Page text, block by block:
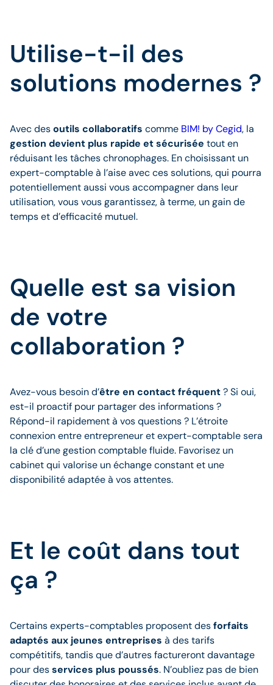
Utilise-t-il des
solutions modernes ?
Avec desoutils collaboratifs comme BIM! by Cegid, la
gestion devient plus rapide et sécurisée tout en
réduisant les tâches chronophages. En choisissant un
expert-comptable à l’aise avec ces solutions, qui pourra
potentiellement aussi vous accompagner dans leur
utilisation, vous vous garantissez, à terme, un gain de
temps et d’efficacité mutuel.
Quelle est sa vision
de votre
collaboration ?
Avez-vous besoin d’être en contact fréquent? Si oui,
est-il proactif pour partager des informations ?
Répond-il rapidement à vos questions ? L’étroite
connexion entre entrepreneur et expert-comptable sera
la clé d’une gestion comptable fluide. Favorisez un
cabinet qui valorise un échange constant et une
disponibilité adaptée à vos attentes.
Et le coût dans tout
ça ?
Certains experts-comptables proposent desforfaits
adaptés aux jeunes entreprises à des tarifs
compétitifs, tandis que d’autres factureront davantage
pour desservices plus poussés. N’oubliez pas de bien